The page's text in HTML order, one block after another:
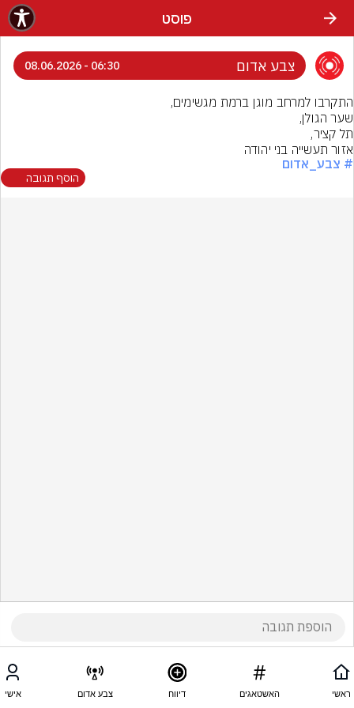
פוסט
צבע אדום 06:30 - 08.06.2026
אזור תעשייה בני יהודה
# צבע_אדום
הוסף תגובה
ראשי האשטאגים דיווח צבע אדום אישי